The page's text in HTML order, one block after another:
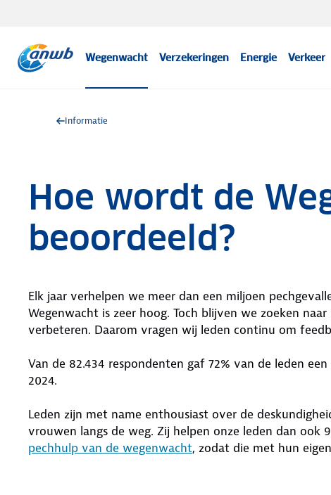
Wegenwacht Verzekeringen Energie Verkeer
Informatie
Hoe wordt de
beoordeeld?
Elk jaar verhelpen we meer dan een miljoen
Wegenwacht is zeer hoog. Toch blijven we zoeken
verbeteren. Daarom vragen wij leden continu om
Van de 82.434 respondenten gaf 72% van de leden
2024.
Leden zijn met name enthousiast over de
vrouwen langs de weg. Zij helpen onze leden dan ook
pechhulp van de wegenwacht, zodat die met hun